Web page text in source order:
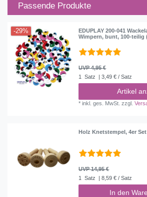
Passende Produkte
-29%
EDUPLAY 200-041
Wimpern, bunt, 100-teilig
UVP 4,95 €
1 Satz | 3,49 € / Satz
Artikel
*inkl. ges. MwSt. zzgl.
Holz Knetstempel, 4er Set
UVP 14,95 €
1 Satz | 8,59 € / Satz
In den